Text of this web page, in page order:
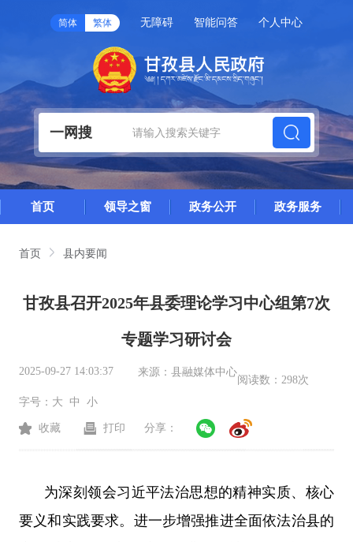
简体 繁体 无障碍 智能问答 个人中心
一网搜
首页 领导之窗 政务公开 政务服务
首页 县内要闻
甘孜县召开2025年县委理论学习中心组第7次
专题学习研讨会
2025-09-27 14:03:37 来源： 县融媒体中心
阅读数： 298次
字号： 大 中 小
收藏 打印 分享：
为深刻领会习近平法治思想的精神实质、核心
要义和实践要求。进一步增强推进全面依法治县的